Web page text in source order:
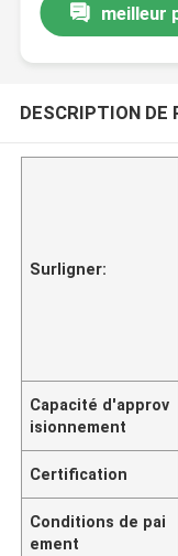
meilleur
DESCRIPTION DE
Surligner:
Capacité d'approv
isionnement
Certification
Conditions de pai
ement